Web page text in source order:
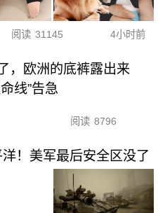
阅读 31145 4小时前
，欧洲的底裤露出来
线”告急
阅读 8796
！美军最后安全区没了